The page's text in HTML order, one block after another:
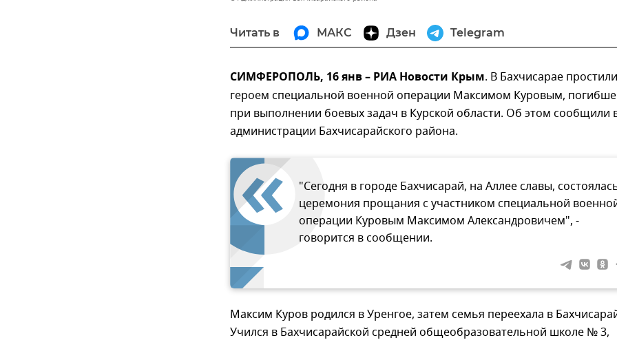
Читать в МАКС Дзен Telegram
СИМФЕРОПОЛЬ, 16 янв – РИА Новости Крым. В Бахчисарае
героем специальной военной операции Максимом Куровым,
при выполнении боевых задач в Курской области. Об этом сообщили
администрации Бахчисарайского района.
"Сегодня в городе Бахчисарай, на Аллее славы,
церемония прощания с участником специальной
операции Куровым Максимом Александровичем", -
говорится в сообщении.
Максим Куров родился в Уренгое, затем семья переехала в
Учился в Бахчисарайской средней общеобразовательной школе № 3,